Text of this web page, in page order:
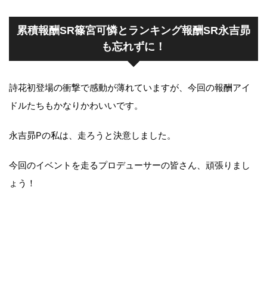
累積報酬SR篠宮可憐とランキング報酬SR永吉昴
も忘れずに！
詩花初登場の衝撃で感動が薄れていますが、今回の報酬アイ
ドルたちもかなりかわいいです。
永吉昴Pの私は、走ろうと決意しました。
今回のイベントを走るプロデューサーの皆さん、頑張りまし
ょう！